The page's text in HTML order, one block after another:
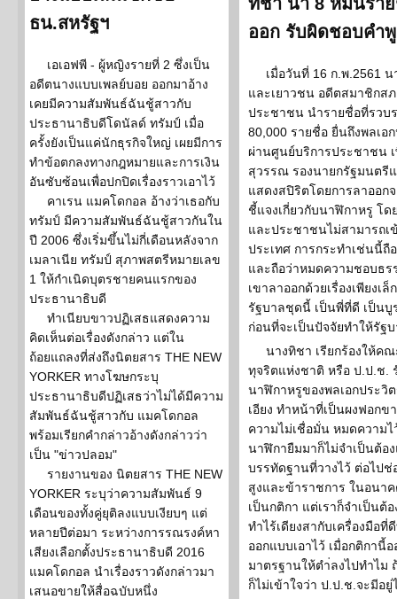
ธน.สหรัฐฯ
เอเอฟพี - ผู้หญิงรายที่ 2 ซึ่งเป็น
อดีตนางแบบเพลย์บอย ออกมาอ้าง
เคยมีความสัมพันธ์ฉันชู้สาวกับ
ประธานาธิบดีโดนัลด์ ทรัมป์ เมื่อ
ครั้งยังเป็นแค่นักธุรกิจใหญ่ เผยมีการ
ทำข้อตกลงทางกฎหมายและการเงิน
อันซับซ้อนเพื่อปกปิดเรื่องราวเอาไว้
คาเรน แมคโดกอล อ้างว่าเธอกับ
ทรัมป์ มีความสัมพันธ์ฉันชู้สาวกันใน
ปี 2006 ซึ่งเริ่มขึ้นไม่กี่เดือนหลังจาก
เมลาเนีย ทรัมป์ สุภาพสตรีหมายเลข
1 ให้กำเนิดบุตรชายคนแรกของ
ประธานาธิบดี
ทำเนียบขาวปฏิเสธแสดงความ
คิดเห็นต่อเรื่องดังกล่าว แต่ใน
ถ้อยแถลงที่ส่งถึงนิตยสาร THE NEW
YORKER ทางโฆษกระบุ
ประธานาธิบดีปฏิเสธว่าไม่ได้มีความ
สัมพันธ์ฉันชู้สาวกับ แมคโดกอล
พร้อมเรียกคำกล่าวอ้างดังกล่าวว่า
เป็น "ข่าวปลอม"
รายงานของ นิตยสาร THE NEW
YORKER ระบุว่าความสัมพันธ์ 9
เดือนของทั้งคู่ยุติลงแบบเงียบๆ แต่
หลายปีต่อมา ระหว่างการรณรงค์หา
เสียงเลือกตั้งประธานาธิบดี 2016
แมคโดกอล นำเรื่องราวดังกล่าวมา
เสนอขายให้สื่อฉบับหนึ่ง
ออก รับผิดชอบคำ
เมื่อวันที่ 16 ก.พ.2561
และเยาวชน อดีตสมาชิกส
ประชาชน นำรายชื่อที่รวบ
80,000 รายชื่อ ยื่นถึงพลเ
ผ่านศูนย์บริการประชาชน เ
สุวรรณ รองนายกรัฐมนตรี
แสดงสปิริตโดยการลาออก
ชี้แจงเกี่ยวกับนาฬิกาหรู โด
และประชาชนไม่สามารถเ
ประเทศ การกระทำเช่นนี้ถื
และถือว่าหมดความชอบธร
เขาลาออกด้วยเรื่องเพียงเ
รัฐบาลชุดนี้ เป็นพี่ที่ดี เป็นบู
ก่อนที่จะเป็นปัจจัยทำให้รัฐ
นางทิชา เรียกร้องให้ค
ทุจริตแห่งชาติ หรือ ป.ป.ช.
นาฬิกาหรูของพลเอกประ
เอียง ทำหน้าที่เป็นผงฟอกข
ความไม่เชื่อมั่น หมดความไ
นาฬิกายืมมาก็ไม่จำเป็นต้
บรรทัดฐานที่วางไว้ ต่อไปช่
สูงและข้าราชการ ในอนา
เป็นกติกา แต่เราก็จำเป็น
ทำไร้เดียงสากับเครื่องมือ
ออกแบบเอาไว้ เมื่อกติกานี้
มาตรฐานให้ตำ่ลงไปทำไม
ก็ไม่เข้าใจว่า ป.ป.ช.จะมีอยู่